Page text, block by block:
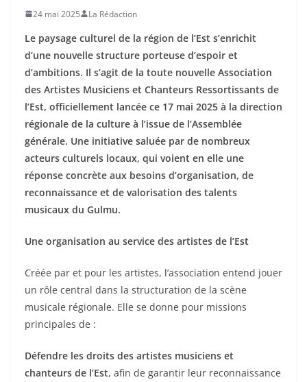
24 mai 2025 La Rédaction
Le paysage culturel de la région de l’Est s’enrichit
d’une nouvelle structure porteuse d’espoir et
d’ambitions. Il s’agit de la toute nouvelle Association
des Artistes Musiciens et Chanteurs Ressortissants de
l’Est, officiellement lancée ce 17 mai 2025 à la direction
régionale de la culture à l’issue de l’Assemblée
générale. Une initiative saluée par de nombreux
acteurs culturels locaux, qui voient en elle une
réponse concrète aux besoins d’organisation, de
reconnaissance et de valorisation des talents
musicaux du Gulmu.
Une organisation au service des artistes de l’Est
Créée par et pour les artistes, l’association entend jouer
un rôle central dans la structuration de la scène
musicale régionale. Elle se donne pour missions
principales de :
Défendre les droits des artistes musiciens et
chanteurs de l’Est, afin de garantir leur reconnaissance